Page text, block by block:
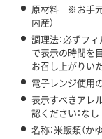
原材料 ※お手元
内産）
調理法：必ずフ
で表示の時間を
お召し上がりい
電子レンジ使用
表示すべきアレ
認ください：なし
名称：米飯類（かゆ